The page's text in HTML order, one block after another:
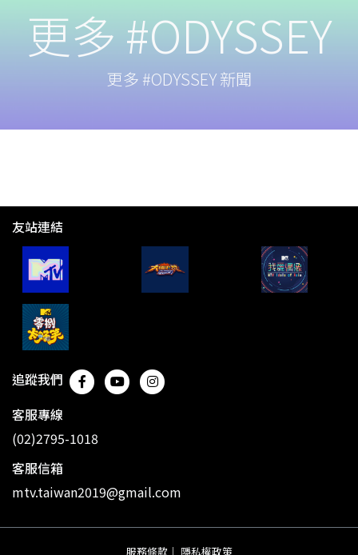
更多 #ODYSSEY
更多 #ODYSSEY 新聞
友站連結
追蹤我們
客服專線
(02)2795-1018
客服信箱
mtv.taiwan2019@gmail.com
服務條款 ｜ 隱私權政策